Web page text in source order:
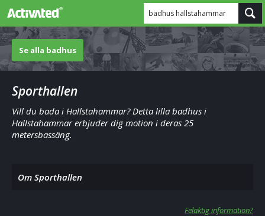
badhus hallstahammar
Se alla badhus
Sporthallen
Vill du bada i Hallstahammar? Detta lilla badhus i
Hallstahammar erbjuder dig motion i deras 25
metersbassäng.
Om Sporthallen
Felaktig information?